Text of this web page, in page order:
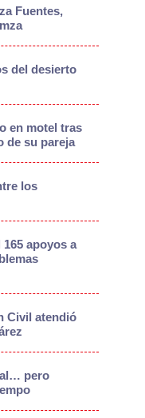
Fuentes,
del desierto
en motel tras
de su pareja
los
apoyos a
Civil atendió
pero